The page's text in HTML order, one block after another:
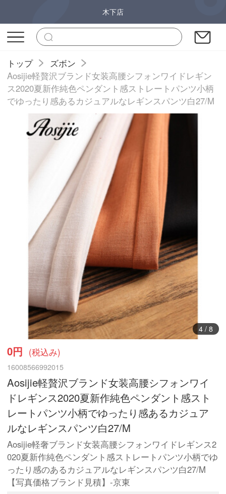
木下店
トップ
ズボン
Aosijie軽贅沢ブランド女装高腰シフォンワイドレギン
ス2020夏新作純色ペンダント感ストレートパンツ小柄
でゆったり感あるカジュアルなレギンスパンツ白27/M
5/ 8
0円 (税込み)
16008566992015
Aosijie軽贅沢ブランド女装高腰シフォンワイ
ドレギンス2020夏新作純色ペンダント感スト
レートパンツ小柄でゆったり感あるカジュア
ルなレギンスパンツ白27/M
Aosijie軽奢ブランド女装高腰シフォンワイドレギンス2
020夏新作純色ペンダント感ストレートパンツ小柄でゆ
ったり感のあるカジュアルなレギンスパンツ白27/M
【写真価格ブランド見積】-京東